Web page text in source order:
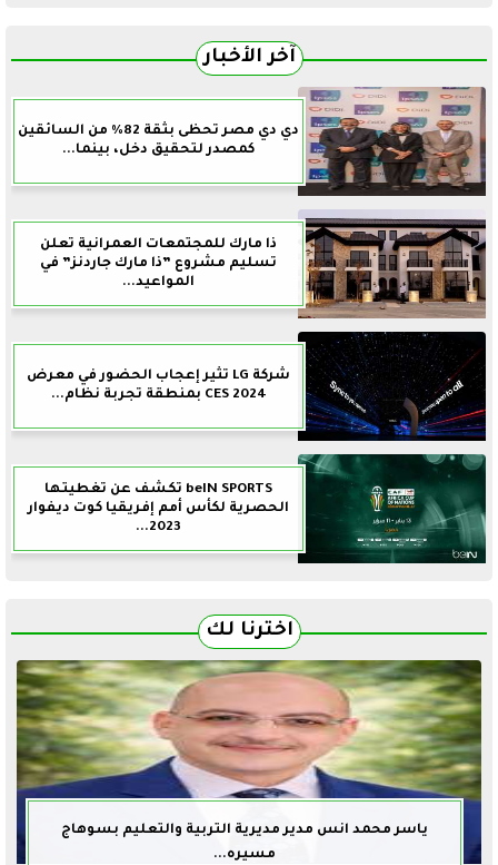
آخر الأخبار
دي دي مصر تحظى بثقة 82% من السائقين
كمصدر لتحقيق دخل، بينما...
ذا مارك للمجتمعات العمرانية تعلن
تسليم مشروع ”ذا مارك جاردنز” في
المواعيد...
شركة LG تثير إعجاب الحضور في معرض
CES 2024 بمنطقة تجربة نظام...
beIN SPORTS تكشف عن تغطيتها
الحصرية لكأس أمم إفريقيا كوت ديفوار
2023...
اخترنا لك
ياسر محمد انس مدير مديرية التربية والتعليم بسوهاج
مسيره...